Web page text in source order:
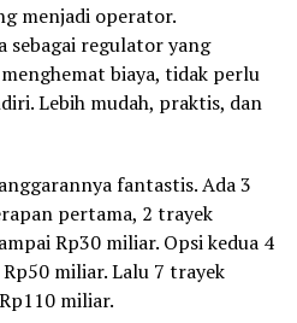
menjadi operator.
sebagai regulator yang
biaya, tidak perlu
Lebih mudah, praktis, dan
fantastis. Ada 3
pertama, 2 trayek
Rp30 miliar. Opsi kedua 4
miliar. Lalu 7 trayek
miliar.